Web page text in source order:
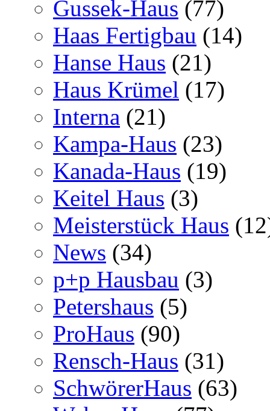
Gussek-Haus (77)
Haas Fertigbau (14)
Hanse Haus (21)
Haus Krümel (17)
Interna (21)
Kampa-Haus (23)
Kanada-Haus (19)
Keitel Haus (3)
Meisterstück Haus
News (34)
p+p Hausbau (3)
Petershaus (5)
ProHaus (90)
Rensch-Haus (31)
SchwörerHaus (63)